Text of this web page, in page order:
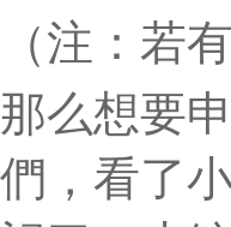
（注：若
那么想要
們，看了